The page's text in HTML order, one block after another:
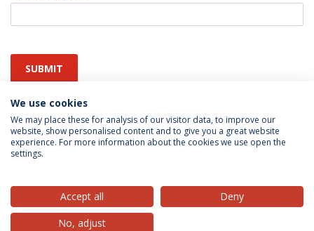
SUBMIT
Privacy Policy
We use cookies
We may place these for analysis of our visitor data, to improve our
website, show personalised content and to give you a great website
experience. For more information about the cookies we use open the
settings.
Accept all
Deny
No, adjust